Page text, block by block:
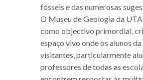
fósseis e das numerosas
O Museu de Geologia da
como objectivo primordial,
espaço vivo onde os alunos
visitantes, particularmente
professores de todas as